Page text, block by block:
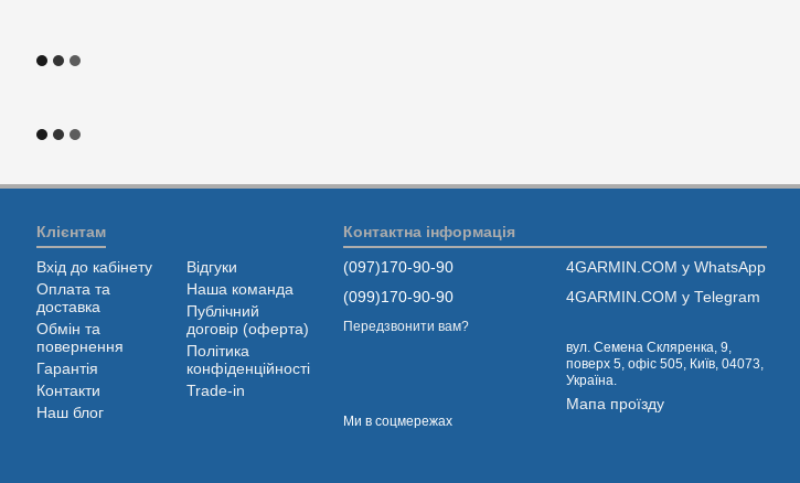
Клієнтам
Вхід до кабінету
Оплата та
доставка
Обмін та
повернення
Гарантія
Контакти
Наш блог
Відгуки
Наша команда
Публічний
договір (оферта)
Політика
конфіденційності
Trade-in
Контактна інформація
(097)170-90-90
(099)170-90-90
Передзвонити вам?
4GARMIN.COM у WhatsApp
4GARMIN.COM у Telegram
вул. Семена Скляренка, 9,
поверх 5, офіс 505, Київ, 04073,
Україна.
Мапа проїзду
Ми в соцмережах